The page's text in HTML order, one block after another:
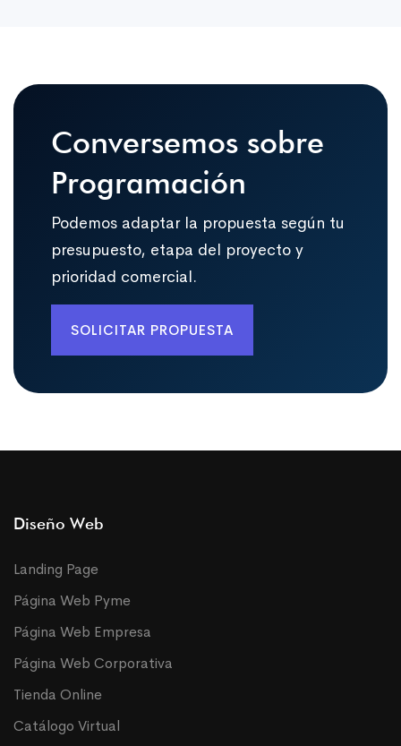
Conversemos sobre
Programación
Podemos adaptar la propuesta según tu
presupuesto, etapa del proyecto y
prioridad comercial.
SOLICITAR PROPUESTA
Diseño Web
Landing Page
Página Web Pyme
Página Web Empresa
Página Web Corporativa
Tienda Online
Catálogo Virtual